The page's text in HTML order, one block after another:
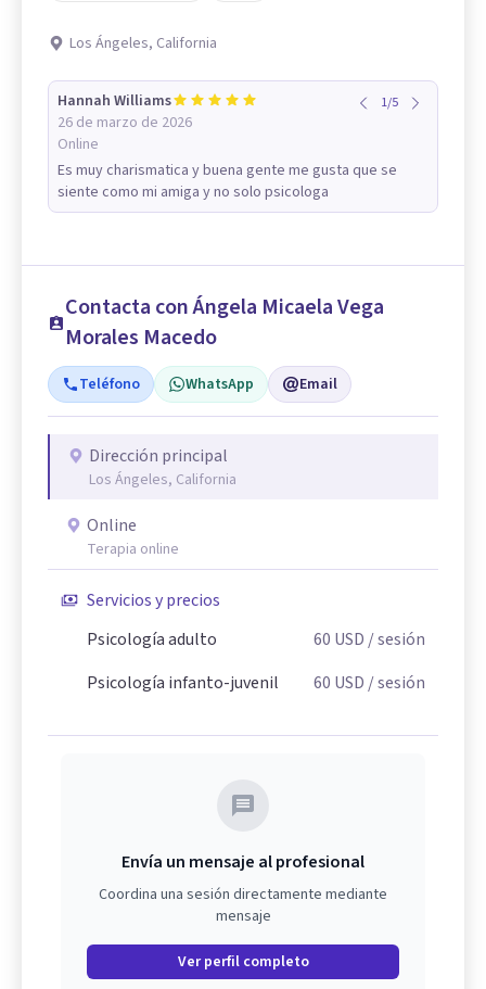
Los Ángeles, California
Hannah Williams
26 de marzo de 2026
Online
1/5
Es muy charismatica y buena gente me gusta que se
siente como mi amiga y no solo psicologa
Contacta con Ángela Micaela Vega
Morales Macedo
Teléfono WhatsApp Email
Dirección principal
Los Ángeles, California
Online
Terapia online
Servicios y precios
Psicología adulto
60 USD / sesión
Psicología infanto-juvenil
60 USD / sesión
Envía un mensaje al profesional
Coordina una sesión directamente mediante
mensaje
Ver perfil completo